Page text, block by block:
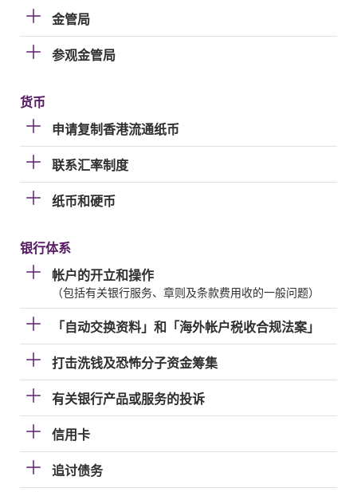
金管局
参观金管局
货币
申请复制香港流通纸币
联系汇率制度
纸币和硬币
银行体系
帐户的开立和操作
（包括有关银行服务、章则及条款费用收的一般问题）
「自动交换资料」和「海外帐户税收合规法案」
打击洗钱及恐怖分子资金筹集
有关银行产品或服务的投诉
信用卡
追讨债务